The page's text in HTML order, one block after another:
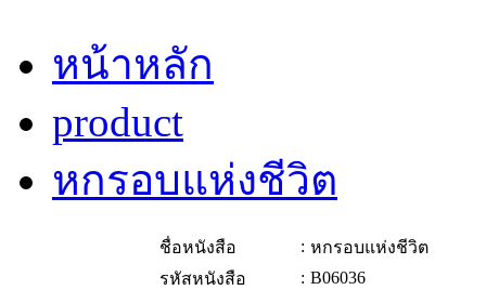
หน้าหลัก
product
หกรอบแห่งชีวิต
ชื่อหนังสือ : หกรอบแห่งชีวิต
รหัสหนังสือ
: B06036